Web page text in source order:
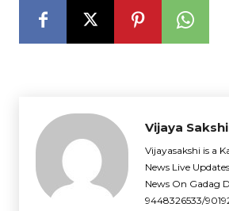
Vijaya Sakshi
Vijayasakshi is a
News Live
News On Gadag
9448326533/